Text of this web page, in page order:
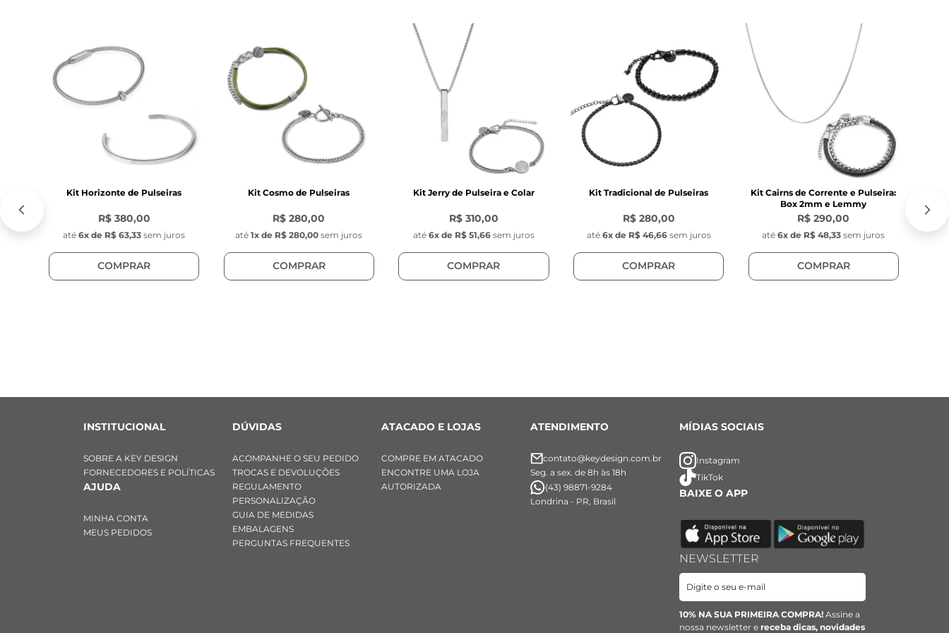
Características do Pingente Key Design:
Tag com gravação da chave da Key Design
Diâmetro: 1 cm
Espessura: 0,1 cm
1 Sacola para presente (embalagem de presente)
Kit Horizonte de Pulseiras
R$ 380,00
até 6x de R$ 63,33 sem juros
COMPRAR
Kit Cosmo de Pulseiras
R$ 280,00
até 1x de R$ 280,00 sem juros
COMPRAR
Kit Jerry de Pulseira e Colar
R$ 310,00
até 6x de R$ 51,66 sem juros
COMPRAR
Kit Tradicional de Pulseiras
R$ 280,00
até 6x de R$ 46,66 sem juros
COMPRAR
Kit Cairns de Corrente e Pulseira:
Box 2mm e Lemmy
R$ 290,00
até 6x de R$ 48,33 sem juros
COMPRAR
INSTITUCIONAL
SOBRE A KEY DESIGN
FORNECEDORES E POLÍTICAS
AJUDA
MINHA CONTA
MEUS PEDIDOS
DÚVIDAS
ACOMPANHE O SEU PEDIDO
TROCAS E DEVOLUÇÕES
REGULAMENTO
PERSONALIZAÇÃO
GUIA DE MEDIDAS
EMBALAGENS
PERGUNTAS FREQUENTES
ATACADO E LOJAS
COMPRE EM ATACADO
ENCONTRE UMA LOJA
AUTORIZADA
ATENDIMENTO
contato@keydesign.com.br
Seg. a sex. de 8h às 18h
(43) 98871-9284
Londrina - PR, Brasil
MÍDIAS SOCIAIS
Instagram
TikTok
BAIXE O APP
NEWSLETTER
10% NA SUA PRIMEIRA COMPRA! Assine a
nossa newsletter e receba dicas, novidades